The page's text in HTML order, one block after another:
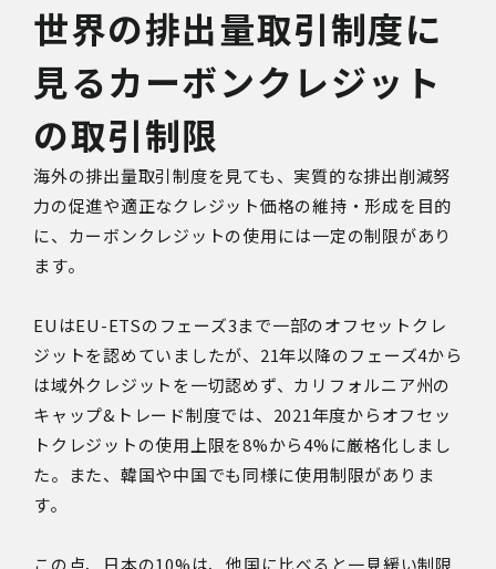
世界の排出量取引制度に
見るカーボンクレジット
の取引制限
海外の排出量取引制度を見ても、実質的な排出削減努
力の促進や適正なクレジット価格の維持・形成を目的
に、カーボンクレジットの使用には一定の制限があり
ます。
EUはEU-ETSのフェーズ3まで一部のオフセットクレ
ジットを認めていましたが、21年以降のフェーズ4から
は域外クレジットを一切認めず、カリフォルニア州の
キャップ&トレード制度では、2021年度からオフセッ
トクレジットの使用上限を8%から4%に厳格化しまし
た。また、韓国や中国でも同様に使用制限がありま
す。
この点、日本の10%は、他国に比べると一見緩い制限